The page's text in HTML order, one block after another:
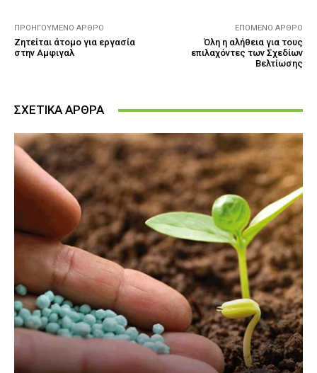
ΠΡΟΗΓΟΎΜΕΝΟ ΆΡΘΡΟ
Ζητείται άτομο για εργασία
στην Αμφιγαλ
ΕΠΌΜΕΝΟ ΆΡΘΡΟ
Όλη η αλήθεια για τους
επιλαχόντες των Σχεδίων
Βελτίωσης
ΣΧΕΤΙΚΑ ΑΡΘΡΑ